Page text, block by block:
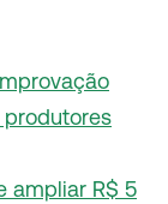
ampliar R$ 5